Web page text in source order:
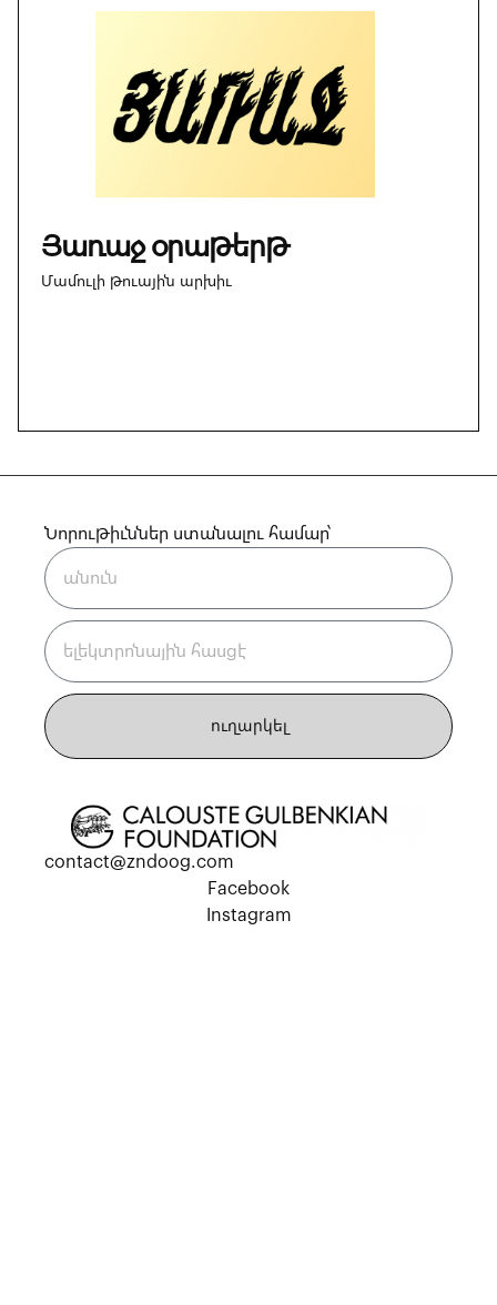
Յառաջ օրաթերթ
Մամուլի թուային արխիւ
Նորութիւններ ստանալու համար՝
ուղարկել
contact@zndoog.com
Facebook
Instagram